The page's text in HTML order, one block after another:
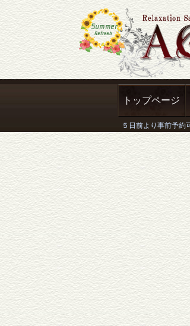
トップページ